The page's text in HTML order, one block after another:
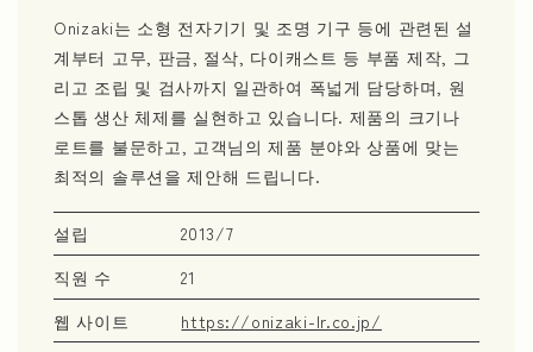
Onizaki는 소형 전자기기 및 조명 기구 등에 관련된 설
계부터 고무, 판금, 절삭, 다이캐스트 등 부품 제작, 그
리고 조립 및 검사까지 일관하여 폭넓게 담당하며, 원
스톱 생산 체제를 실현하고 있습니다. 제품의 크기나
로트를 불문하고, 고객님의 제품 분야와 상품에 맞는
최적의 솔루션을 제안해 드립니다.
설립
2013/7
직원 수
21
웹 사이트
https://onizaki-lr.co.jp/